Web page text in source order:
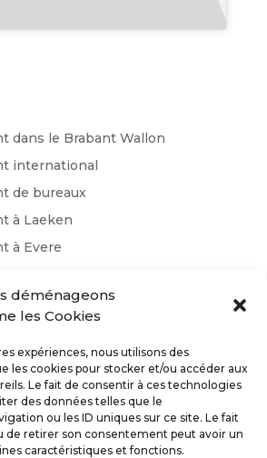
déménageons
les Cookies
expériences, nous utilisons des
les cookies pour stocker et/ou accéder aux
Le fait de consentir à ces technologies
des données telles que le
ou les ID uniques sur ce site. Le fait
de retirer son consentement peut avoir un
caractéristiques et fonctions.
dans le Brabant Wallon
international
de bureaux
à Laeken
à Evere
Belgique
Bruxelles